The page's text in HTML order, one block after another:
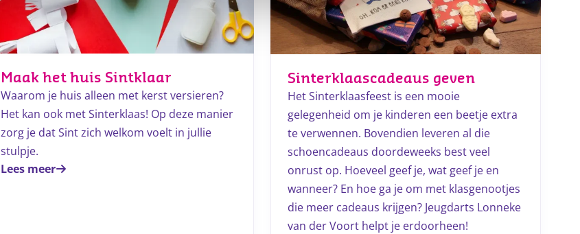
Maak het huis Sintklaar
Waarom je huis alleen met kerst versieren?
Het kan ook met Sinterklaas! Op deze manier
zorg je dat Sint zich welkom voelt in jullie
stulpje.
Lees meer
Sinterklaascadeaus geven
Het Sinterklaasfeest is een mooie
gelegenheid om je kinderen een beetje extra
te verwennen. Bovendien leveren al die
schoencadeaus doordeweeks best veel
onrust op. Hoeveel geef je, wat geef je en
wanneer? En hoe ga je om met klasgenootjes
die meer cadeaus krijgen? Jeugdarts Lonneke
van der Voort helpt je erdoorheen!